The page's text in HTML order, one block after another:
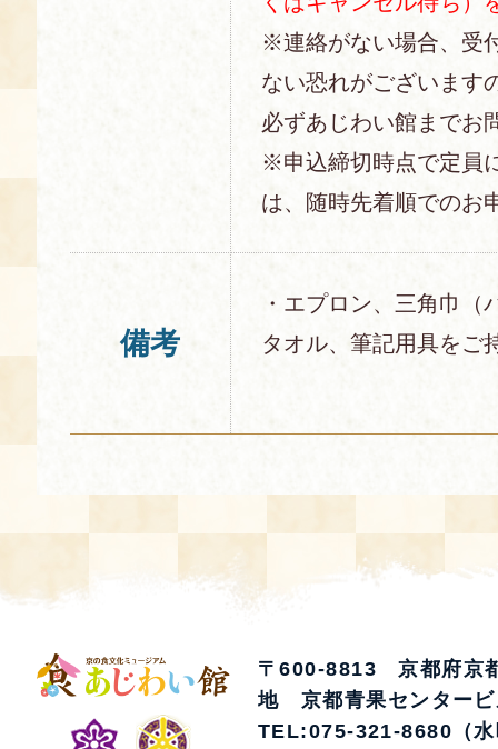
※連絡がない場合、受
ない恐れがございます
必ずあじわい館までお
※申込締切時点で定員
は、随時先着順でのお
備考
・エプロン、三角巾（
タオル、筆記用具をご
〒600-8813 京都府京
地 京都青果センタービ
TEL:075-321-8680（